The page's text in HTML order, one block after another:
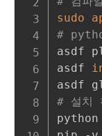
sudo
#
asdf
asdf
# 설치